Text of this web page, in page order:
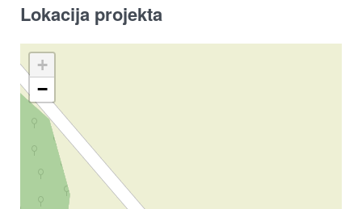
Lokacija projekta
+
−